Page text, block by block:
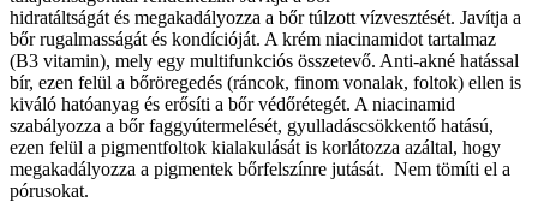
hidratáltságát és megakadályozza a bőr túlzott vízvesztését. Javítja a
bőr rugalmasságát és kondícióját. A krém niacinamidot tartalmaz
(B3 vitamin), mely egy multifunkciós összetevő. Anti-akné hatással
bír, ezen felül a bőröregedés (ráncok, finom vonalak, foltok) ellen is
kiváló hatóanyag és erősíti a bőr védőrétegét. A niacinamid
szabályozza a bőr faggyútermelését, gyulladáscsökkentő hatású,
ezen felül a pigmentfoltok kialakulását is korlátozza azáltal, hogy
megakadályozza a pigmentek bőrfelszínre jutását. Nem tömíti el a
pórusokat.